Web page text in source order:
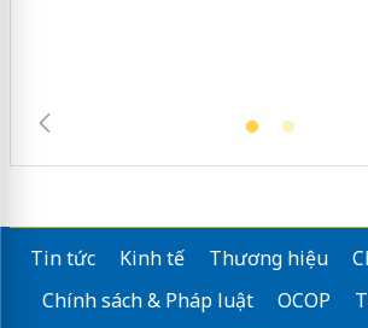
Tin tức Kinh tế Thương hiệu
Chính sách & Pháp luật
OCOP